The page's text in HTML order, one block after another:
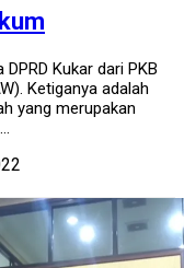
Kukar dari PKB
Ketiganya adalah
yang merupakan